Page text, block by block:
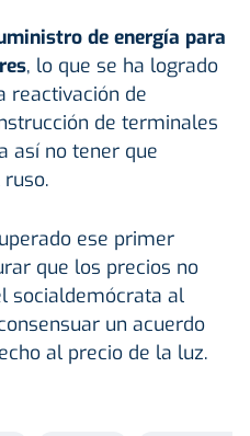
de energía para
, lo que se ha logrado
reactivación de
de terminales
así no tener que
ese primer
que los precios no
socialdemócrata al
un acuerdo
al precio de la luz.